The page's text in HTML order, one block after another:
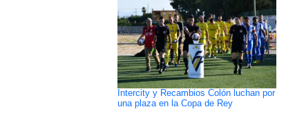
Intercity y Recambios Colón luchan por
una plaza en la Copa de Rey